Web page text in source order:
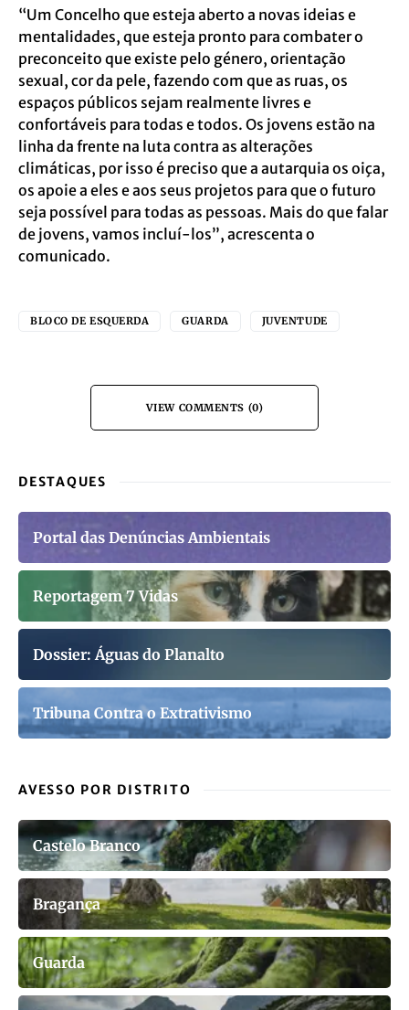
“Um Concelho que esteja aberto a novas ideias e
mentalidades, que esteja pronto para combater o
preconceito que existe pelo género, orientação
sexual, cor da pele, fazendo com que as ruas, os
espaços públicos sejam realmente livres e
confortáveis para todas e todos. Os jovens estão na
linha da frente na luta contra as alterações
climáticas, por isso é preciso que a autarquia os oiça,
os apoie a eles e aos seus projetos para que o futuro
seja possível para todas as pessoas. Mais do que falar
de jovens, vamos incluí-los”, acrescenta o
comunicado.
BLOCO DE ESQUERDA GUARDA JUVENTUDE
VIEW COMMENTS (0)
DESTAQUES
Portal das Denúncias Ambientais
Reportagem 7 Vidas
Dossier: Águas do Planalto
Tribuna Contra o Extrativismo
AVESSO POR DISTRITO
Castelo Branco
Bragança
Guarda